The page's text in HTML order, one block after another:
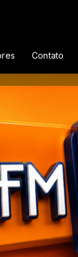
Contato